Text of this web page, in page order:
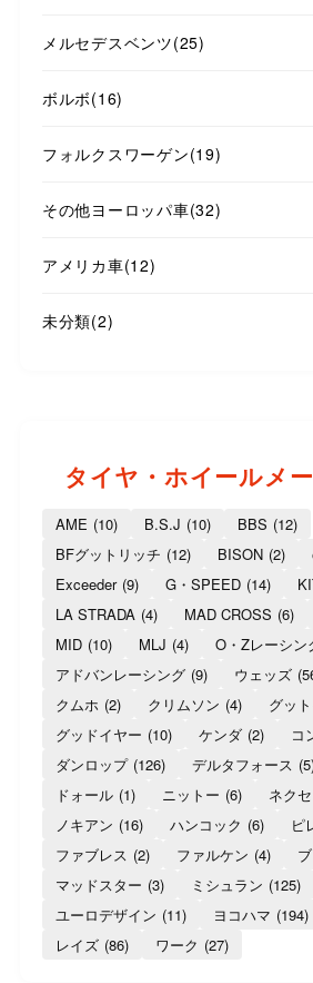
メルセデスベンツ(25)
ボルボ(16)
フォルクスワーゲン(19)
その他ヨーロッパ車(32)
アメリカ車(12)
未分類(2)
タイヤ・ホイールメ
AME (10) B.S.J (10) BBS (12)
BFグットリッチ (12) BISON (2)
Exceeder (9) G・SPEED (14)
LA STRADA (4) MAD CROSS (6)
MID (10) MLJ (4) O・Zレーシン
アドバンレーシング (9) ウェッズ
クムホ (2) クリムソン (4) グッ
グッドイヤー (10) ケンダ (2) コ
ダンロップ (126) デルタフォース
ドォール (1) ニットー (6) ネク
ノキアン (16) ハンコック (6) ピ
ファブレス (2) ファルケン (4)
マッドスター (3) ミシュラン (125)
ユーロデザイン (11) ヨコハマ (194)
レイズ (86) ワーク (27)